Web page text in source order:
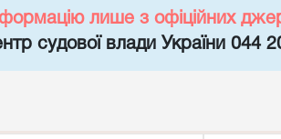
лише з офіційних
судової влади України 044